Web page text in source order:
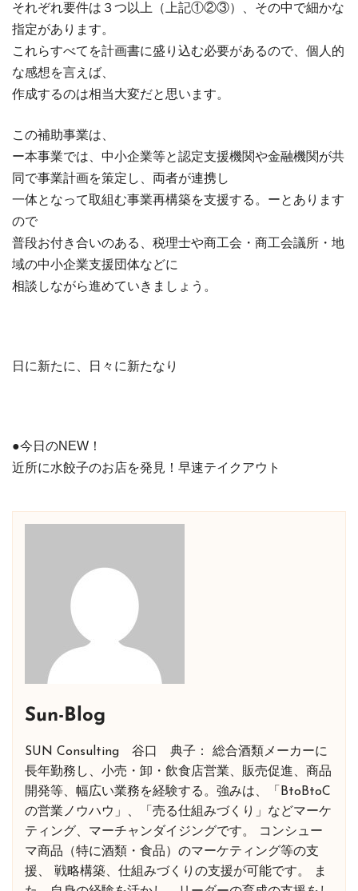
それぞれ要件は３つ以上（上記①②③）、その中で細かな
指定があります。
これらすべてを計画書に盛り込む必要があるので、個人的
な感想を言えば、
作成するのは相当大変だと思います。
この補助事業は、
ー本事業では、中小企業等と認定支援機関や金融機関が共
同で事業計画を策定し、両者が連携し
一体となって取組む事業再構築を支援する。ーとあります
ので
普段お付き合いのある、税理士や商工会・商工会議所・地
域の中小企業支援団体などに
相談しながら進めていきましょう。
日に新たに、日々に新たなり
●今日のNEW！
近所に水餃子のお店を発見！早速テイクアウト
Sun-Blog
SUN Consulting 谷口 典子： 総合酒類メーカーに
長年勤務し、小売・卸・飲食店営業、販売促進、商品
開発等、幅広い業務を経験する。強みは、「BtoBtoC
の営業ノウハウ」、「売る仕組みづくり」などマーケ
ティング、マーチャンダイジングです。 コンシュー
マ商品（特に酒類・食品）のマーケティング等の支
援、 戦略構築、仕組みづくりの支援が可能です。 ま